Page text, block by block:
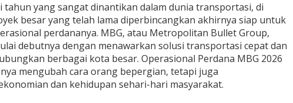
tahun yang sangat dinantikan dalam dunia transportasi, di
besar yang telah lama diperbincangkan akhirnya siap untuk
perdananya. MBG, atau Metropolitan Bullet Group,
debutnya dengan menawarkan solusi transportasi cepat dan
berbagai kota besar. Operasional Perdana MBG 2026
mengubah cara orang bepergian, tetapi juga
dan kehidupan sehari-hari masyarakat.